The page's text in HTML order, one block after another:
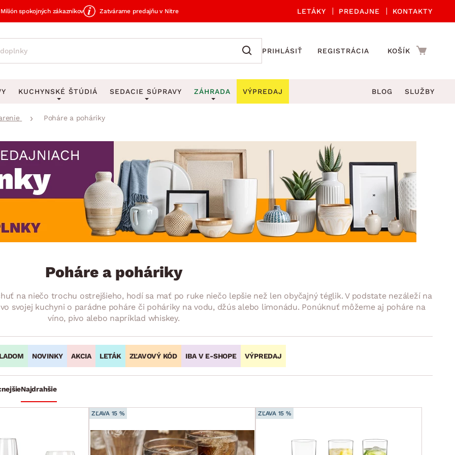
Milión spokojných zákazníkov Zatvárame predajňu v Nitre LETÁKY PREDAJNE KONTAKTY
PRIHLÁSIŤ REGISTRÁCIA KOŠÍK
DEKORÁCIE
Obrazy
Zrkadlá
Zobrazit vše
Vešiaky na kľúče
Stojany na dáždniky
Stojany na noviny
Stojany na oblečenie
Zobrazit vše
Kuchynské príslušenstvo
Kuchynské doplnky
Kúpeľňové doplnky
Záhradné doplnky
Zobrazit vše
DOMÁCE SPOTREBIČE ZÁHRADNÉ DOPLNKY VIANOCE
KUCHYNSKÉ ŠTÚDIÁ SEDACIE SÚPRAVY
Rohové sedacie súpravy
Sedacie súpravy 3-2-1
Sedacie súpravy na mieru
ZÁHRADA
Záhradné stoličky a kreslá
Záhradné lavice
Záhradné stoly
Záhradné hojdačky
Záhradné lehátka
Záhradné doplnky
VÝPREDAJ BLOG SLUŽBY
Poháre a poháriky
Poháre a poháriky
na niečo trochu ostrejšieho, hodí sa mať po ruke niečo lepšie než len obyčajný téglik. V podstate nezáleží na
svojej kuchyni o parádne poháre či poháriky na vodu, džús alebo limonádu. Ponúknuť môžeme aj poháre na
víno, pivo alebo napríklad whiskey.
NOVINKY AKCIA LETÁK ZĽAVOVÝ KÓD IBA V E-SHOPE VÝPREDAJ
Najdrahšie
ZĽAVA 15 % ZĽAVA 15 %